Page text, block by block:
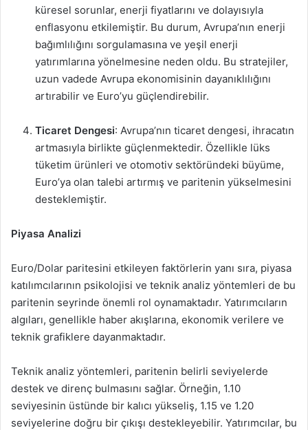
küresel sorunlar, enerji fiyatlarını ve dolayısıyla
enflasyonu etkilemiştir. Bu durum, Avrupa’nın enerji
bağımlılığını sorgulamasına ve yeşil enerji
yatırımlarına yönelmesine neden oldu. Bu stratejiler,
uzun vadede Avrupa ekonomisinin dayanıklılığını
artırabilir ve Euro’yu güçlendirebilir.
Ticaret Dengesi: Avrupa’nın ticaret dengesi, ihracatın
artmasıyla birlikte güçlenmektedir. Özellikle lüks
tüketim ürünleri ve otomotiv sektöründeki büyüme,
Euro’ya olan talebi artırmış ve paritenin yükselmesini
desteklemiştir.
Piyasa Analizi
Euro/Dolar paritesini etkileyen faktörlerin yanı sıra, piyasa
katılımcılarının psikolojisi ve teknik analiz yöntemleri de bu
paritenin seyrinde önemli rol oynamaktadır. Yatırımcıların
algıları, genellikle haber akışlarına, ekonomik verilere ve
teknik grafiklere dayanmaktadır.
Teknik analiz yöntemleri, paritenin belirli seviyelerde
destek ve direnç bulmasını sağlar. Örneğin, 1.10
seviyesinin üstünde bir kalıcı yükseliş, 1.15 ve 1.20
seviyelerine doğru bir çıkışı destekleyebilir. Yatırımcılar, bu